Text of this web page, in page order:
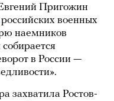
Пригожин
российских военных
наемников
в России —
захватила Ростов-